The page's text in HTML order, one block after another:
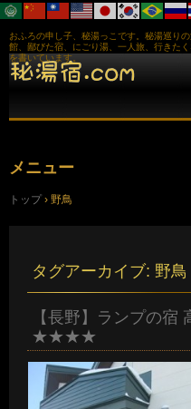
おふろの申し子、秘湯っこです。秘湯巡り
館、鄙びた宿、にごり湯、一人旅、行きた
を書いています。
メニュー
ン
トップ › 野鳥
タグアーカイブ: 野鳥
【長野】ランプの宿
★★★★